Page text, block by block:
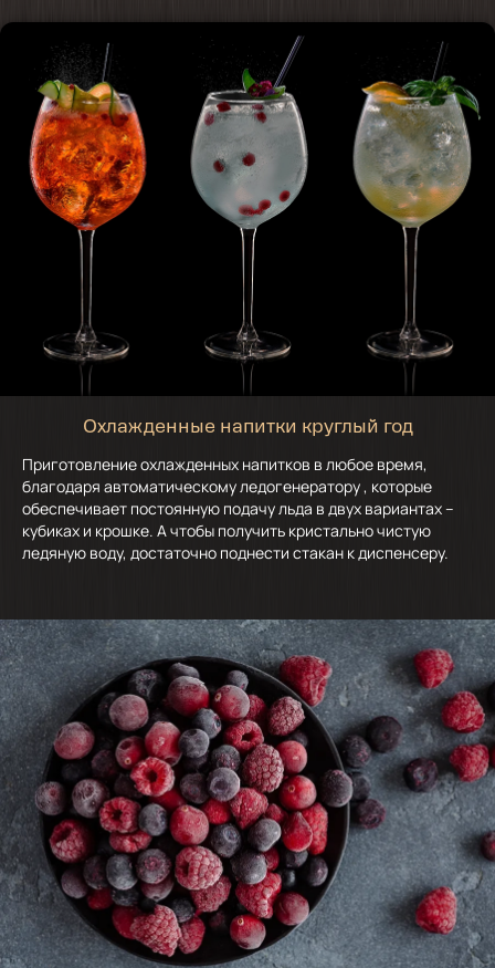
Охлажденные напитки круглый год
Приготовление охлажденных напитков в любое время,
благодаря автоматическому ледогенератору , которые
обеспечивает постоянную подачу льда в двух вариантах –
кубиках и крошке. А чтобы получить кристально чистую
ледяную воду, достаточно поднести стакан к диспенсеру.